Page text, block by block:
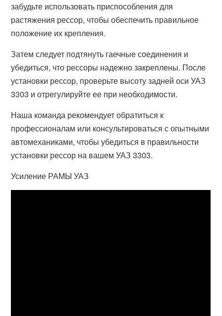
забудьте использовать приспособления для
растяжения рессор, чтобы обеспечить правильное
положение их крепления.
Затем следует подтянуть гаечные соединения и
убедиться, что рессоры надежно закреплены. После
установки рессор, проверьте высоту задней оси УАЗ
3303 и отрегулируйте ее при необходимости.
Наша команда рекомендует обратиться к
профессионалам или консультироваться с опытными
автомеханиками, чтобы убедиться в правильности
установки рессор на вашем УАЗ 3303.
Усиление РАМЫ УАЗ